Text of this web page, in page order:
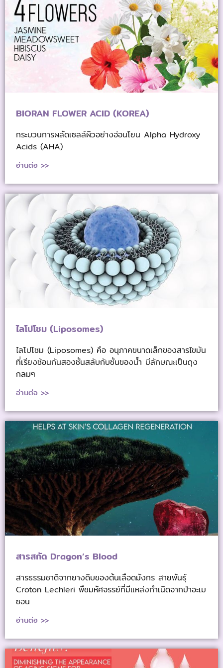
BIORAN FLOWER ACID (KOREA)
กระบวนการผลัดเซลล์ผิวอย่างอ่อนโยน Alpha Hydroxy
Acids (AHA)
อ่านต่อ >>
ไลโปโซม (Liposomes)
ไลโปโซม (Liposomes) คือ อนุภาคขนาดเล็กของสารไขมัน
ที่เรียงซ้อนกันสองชั้นสลับกับชั้นของน้ำ มีลักษณะเป็นถุง
กลมๆ
อ่านต่อ >>
สารสกัด Dragon’s Blood
สารธรรมชาติจากยางดิบของต้นเลือดมังกร สายพันธุ์
Croton Lechleri พืชมหัศจรรย์ที่มีแหล่งกำเนิดจากป่าอะเม
ซอน
อ่านต่อ >>